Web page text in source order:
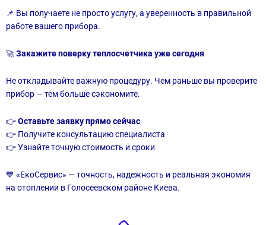
📌 Вы получаете не просто услугу, а уверенность в правильной
работе вашего прибора.
🚀Закажите поверку теплосчетчика уже сегодня
Не откладывайте важную процедуру. Чем раньше вы проверите
прибор — тем больше сэкономите.
👉Оставьте заявку прямо сейчас
👉 Получите консультацию специалиста
👉 Узнайте точную стоимость и сроки
💙 «ЕкоСервис» — точность, надежность и реальная экономия
на отоплении в Голосеевском районе Киева.